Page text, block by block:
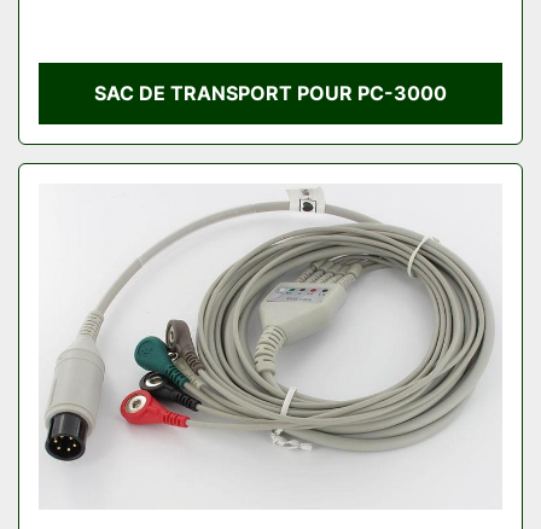
SAC DE TRANSPORT POUR PC-3000